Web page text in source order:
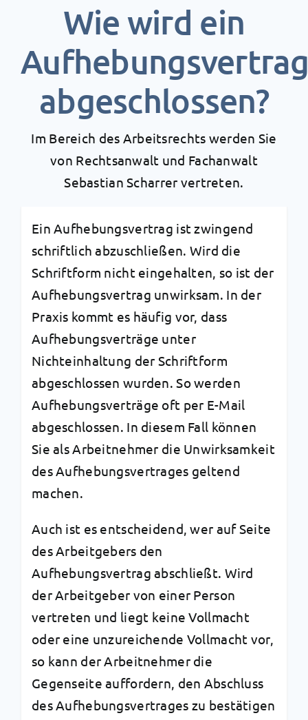
Wie wird ein
abgeschlossen?
Im Bereich des Arbeitsrechts werden Sie
von Rechtsanwalt und Fachanwalt
Sebastian Scharrer vertreten.
Ein Aufhebungsvertrag ist zwingend
schriftlich abzuschließen. Wird die
Schriftform nicht eingehalten, so ist der
Aufhebungsvertrag unwirksam. In der
Praxis kommt es häufig vor, dass
Aufhebungsverträge unter
Nichteinhaltung der Schriftform
abgeschlossen wurden. So werden
Aufhebungsverträge oft per E-Mail
abgeschlossen. In diesem Fall können
Sie als Arbeitnehmer die Unwirksamkeit
des Aufhebungsvertrages geltend
machen.
Auch ist es entscheidend, wer auf Seite
des Arbeitgebers den
Aufhebungsvertrag abschließt. Wird
der Arbeitgeber von einer Person
vertreten und liegt keine Vollmacht
oder eine unzureichende Vollmacht vor,
so kann der Arbeitnehmer die
Gegenseite auffordern, den Abschluss
des Aufhebungsvertrages zu bestätigen